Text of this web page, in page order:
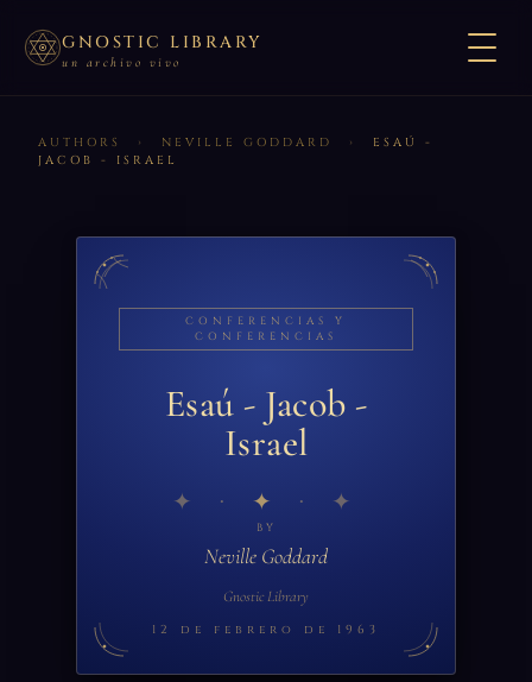
GNOSTIC LIBRARY
un archivo vivo
AUTHORS › NEVILLE GODDARD ›
ESAÚ -
JACOB - ISRAEL
CONFERENCIAS Y
CONFERENCIAS
Esaú - Jacob -
Israel
✦
BY
Neville Goddard
Gnostic Library
12 de febrero de 1963